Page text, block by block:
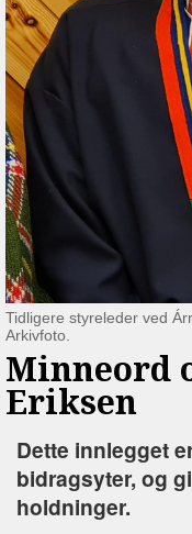
Tidligere styreleder ved
Arkivfoto.
Minneord
Eriksen
Dette innlegget
bidragsyter, og
holdninger.